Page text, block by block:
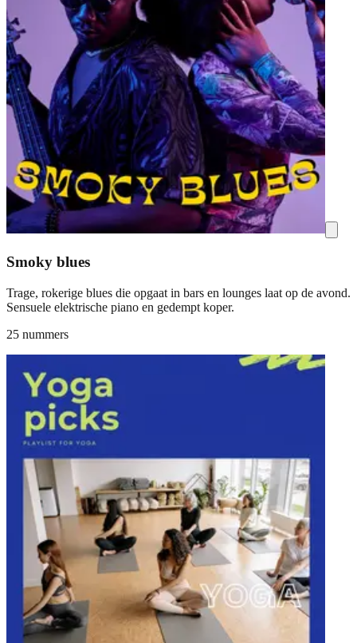
Smoky blues
Trage, rokerige blues die opgaat in bars en lounges laat op de avond.
Sensuele elektrische piano en gedempt koper.
25 nummers